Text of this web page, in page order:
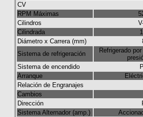
CV
RPM Máximas
Cilindros
Cilindrada
Diámetro x Carrera (mm)
Sistema de refrigeración
Refrigerado
Sistema de encendido
Arranque
Relación de Engranajes
Cambios
Dirección
Sistema Alternador (amp.)